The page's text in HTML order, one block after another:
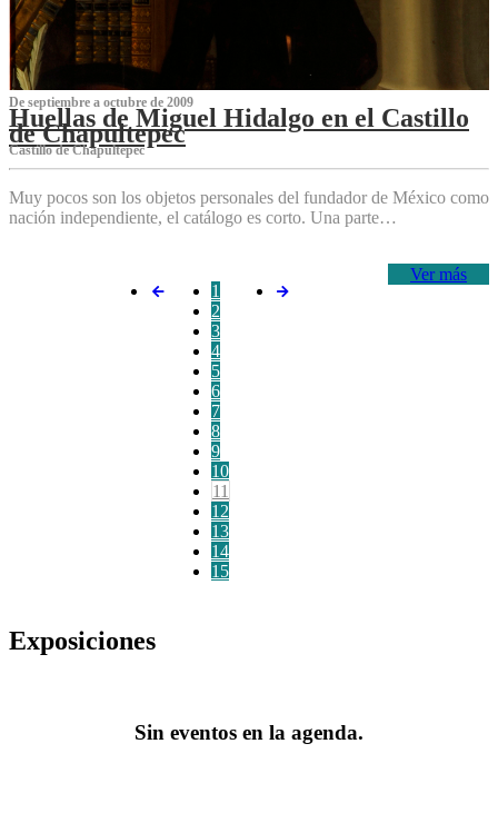
De septiembre a octubre de 2009
Huellas de Miguel Hidalgo en el Castillo
de Chapultepec
Castillo de Chapultepec
Muy pocos son los objetos personales del fundador de México como
nación independiente, el catálogo es corto. Una parte…
Ver más
1
2
3
4
5
6
7
8
9
10
11
12
13
14
15
Exposiciones
Sin eventos en la agenda.